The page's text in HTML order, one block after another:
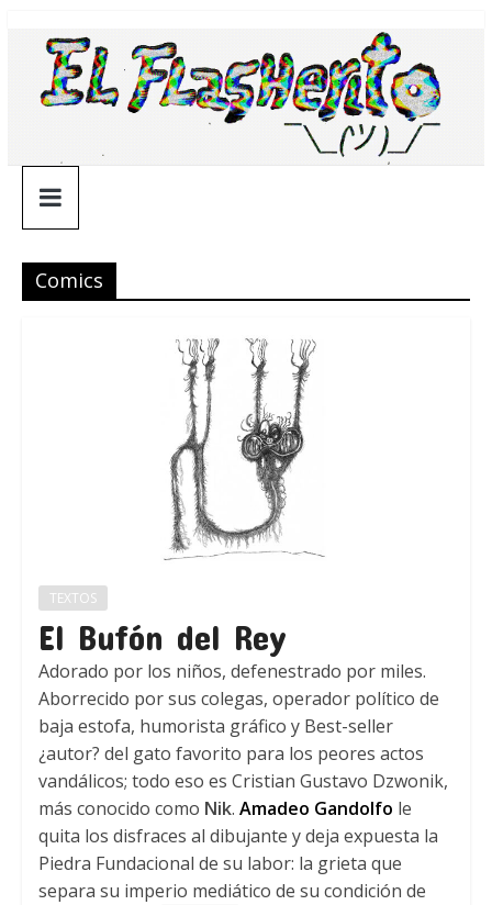
contenido
¯\_(ツ)_/
¯
Comics
TEXTOS
El Bufón del Rey
Adorado por los niños, defenestrado por miles.
Aborrecido por sus colegas, operador político de
baja estofa, humorista gráfico y Best-seller
¿autor? del gato favorito para los peores actos
vandálicos; todo eso es Cristian Gustavo Dzwonik,
más conocido como Nik. Amadeo Gandolfo le
quita los disfraces al dibujante y deja expuesta la
Piedra Fundacional de su labor: la grieta que
separa su imperio mediático de su condición de